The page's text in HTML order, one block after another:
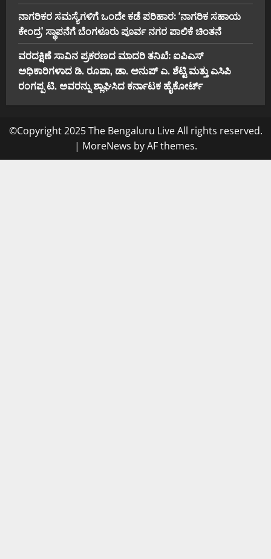
ನಾಗರಿಕರ ಸಮಸ್ಯೆಗಳಿಗೆ ಒಂದೇ ಕಡೆ ಪರಿಹಾರ: ‘ನಾಗರಿಕ ಸಹಾಯ
ಕೇಂದ್ರ’ ಸ್ಥಾಪನೆಗೆ ಬೆಂಗಳೂರು ಪೂರ್ವ ನಗರ ಪಾಲಿಕೆ ಚಿಂತನೆ
ವರದಕ್ಷಿಣೆ ಸಾವಿನ ಪ್ರಕರಣದ ಮಾದರಿ ತನಿಖೆ: ಐಪಿಎಸ್
ಅಧಿಕಾರಿಗಳಾದ ಡಿ. ರೂಪಾ, ಡಾ. ಅನುಪ್ ಎ. ಶೆಟ್ಟಿ ಮತ್ತು ಎಸಿಪಿ
ರಂಗಪ್ಪ ಟಿ. ಅವರನ್ನು ಶ್ಲಾಘಿಸಿದ ಕರ್ನಾಟಕ ಹೈಕೋರ್ಟ್
©Copyright 2025 The Bengaluru Live All rights reserved.
| MoreNews by AF themes.